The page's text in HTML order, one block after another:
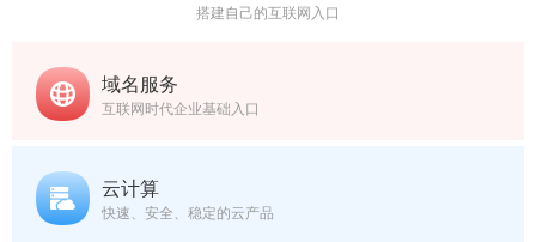
搭建自己的互联网入口
域名服务
互联网时代企业基础入口
云计算
快速、安全、稳定的云产品